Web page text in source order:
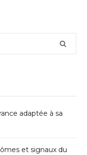
adaptée à sa
et signaux du